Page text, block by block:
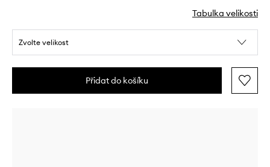
Tabulka velikosti
Zvolte velikost
Přidat do košíku